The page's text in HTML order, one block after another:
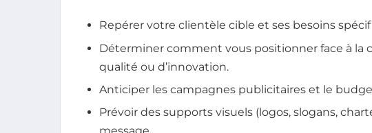
Repérer votre clientèle cible et ses besoins
Déterminer comment vous positionner face à la
qualité ou d’innovation.
Anticiper les campagnes publicitaires et le
Prévoir des supports visuels (logos, slogans,